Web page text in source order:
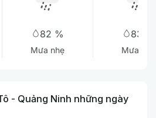
82 %
Mưa nhẹ
83 %
Mưa nhẹ
- Quảng Ninh những ngày